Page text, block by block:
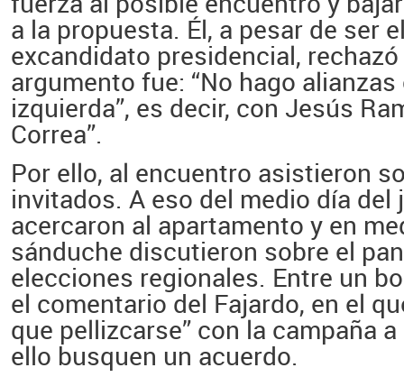
a la propuesta. Él, a pesar de ser
excandidato presidencial,
argumento fue: “No hago
izquierda”, es decir, con Jesús
Correa”.
Por ello, al encuentro asistieron
invitados. A eso del medio día del
acercaron al apartamento y en
sánduche discutieron sobre el
elecciones regionales. Entre un
el comentario del Fajardo, en el
que pellizcarse” con la campaña
ello busquen un acuerdo.